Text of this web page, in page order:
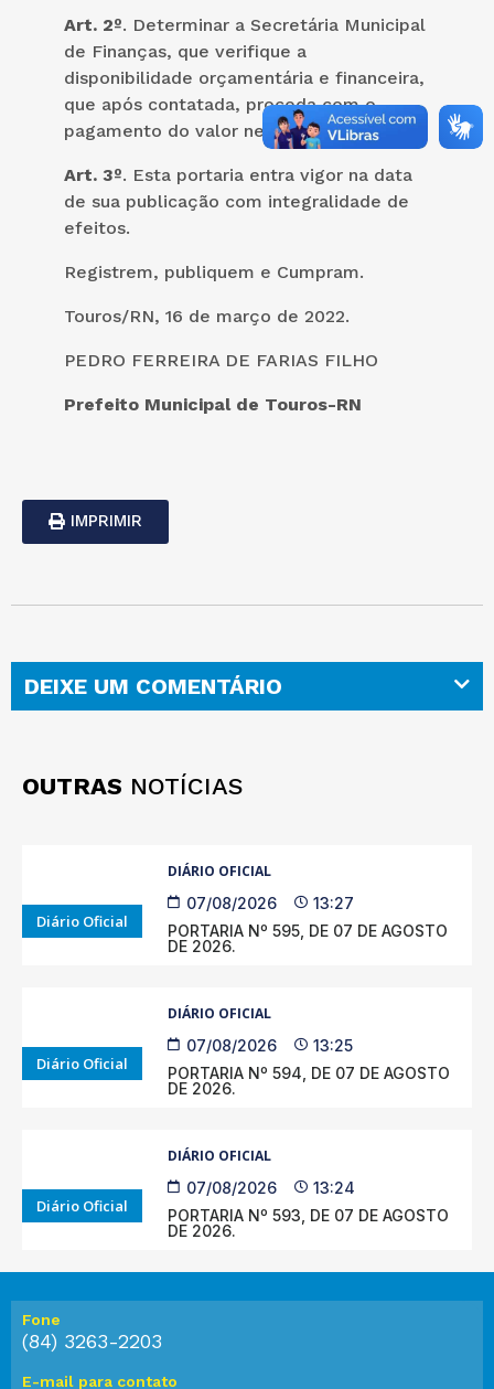
Art. 2º. Determinar a Secretária Municipal
de Finanças, que verifique a
disponibilidade orçamentária e financeira,
que após contatada, proceda com o
pagamento do valor neste ato autorizado.
Art. 3º. Esta portaria entra vigor na data
de sua publicação com integralidade de
efeitos.
Registrem, publiquem e Cumpram.
Touros/RN, 16 de março de 2022.
PEDRO FERREIRA DE FARIAS FILHO
Prefeito Municipal de Touros-RN
IMPRIMIR
DEIXE UM COMENTÁRIO
OUTRAS NOTÍCIAS
Diário Oficial
DIÁRIO OFICIAL
07/08/2026
13:27
PORTARIA Nº 595, DE 07 DE AGOSTO
DE 2026.
Diário Oficial
DIÁRIO OFICIAL
07/08/2026
13:25
PORTARIA Nº 594, DE 07 DE AGOSTO
DE 2026.
Diário Oficial
DIÁRIO OFICIAL
07/08/2026
13:24
PORTARIA Nº 593, DE 07 DE AGOSTO
DE 2026.
Fone
(84) 3263-2203
E-mail para contato